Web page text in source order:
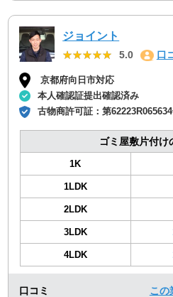
ジョイント
★★★★★
★★★★★ 5.0 口
京都府向日市対応
本人確認証提出確認済み
古物商許可証：第
ゴミ屋敷片付け
1K
1LDK
2LDK
3LDK
4LDK
口コミ この